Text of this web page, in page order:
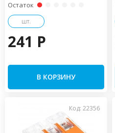
Остаток
шт.
241 P
В КОРЗИНУ
Код: 22356